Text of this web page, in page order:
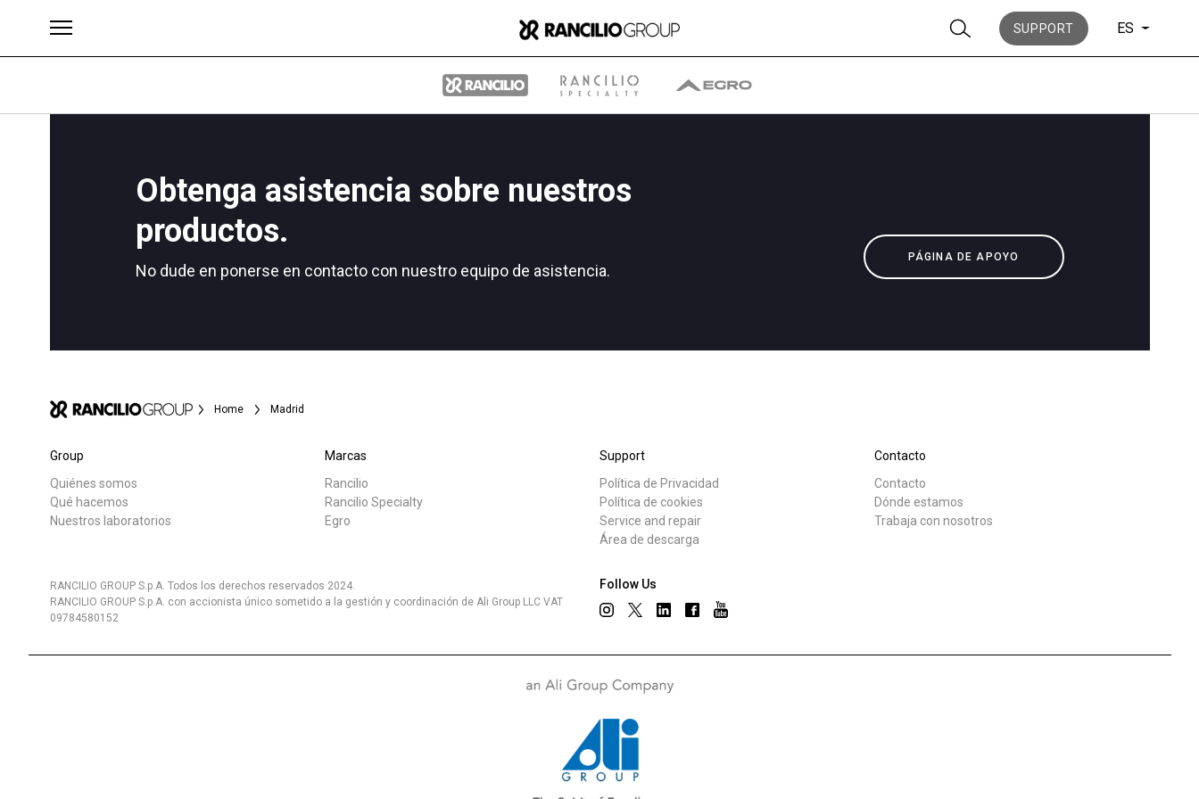
SUPPORT ES
Obtenga asistencia sobre nuestros
productos.
No dude en ponerse en contacto con nuestro equipo de asistencia.
PÁGINA DE APOYO
Home Madrid
Group
Quiénes somos
Qué hacemos
Nuestros laboratorios
Marcas
Rancilio
Rancilio Specialty
Egro
Support
Política de Privacidad
Política de cookies
Service and repair
Área de descarga
Contacto
Contacto
Dónde estamos
Trabaja con nosotros
Follow Us
RANCILIO GROUP S.p.A. Todos los derechos reservados 2024.
RANCILIO GROUP S.p.A. con accionista único sometido a la gestión y coordinación de Ali Group LLC VAT
09784580152
Productos Noticias Descargar
Brands Group
Trabaja con nosotros
laboratorios
Connect